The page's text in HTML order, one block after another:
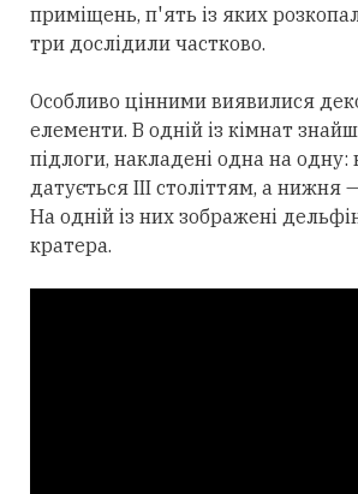
приміщень, п'ять із яких
три дослідили частково.
Особливо цінними виявилися
елементи. В одній із кімнат
підлоги, накладені одна на одну:
датується III століттям, а нижня
На одній із них зображені
кратера.